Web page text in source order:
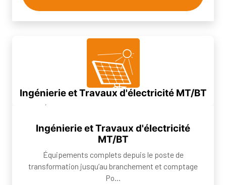
Ingénierie et Travaux d'électricité MT/BT
Équipements complets depuis le poste de
Ingénierie et Travaux d'électricité
MT/BT
Équipements complets depuis le poste de
transformation jusqu’au branchement et comptage
Po...